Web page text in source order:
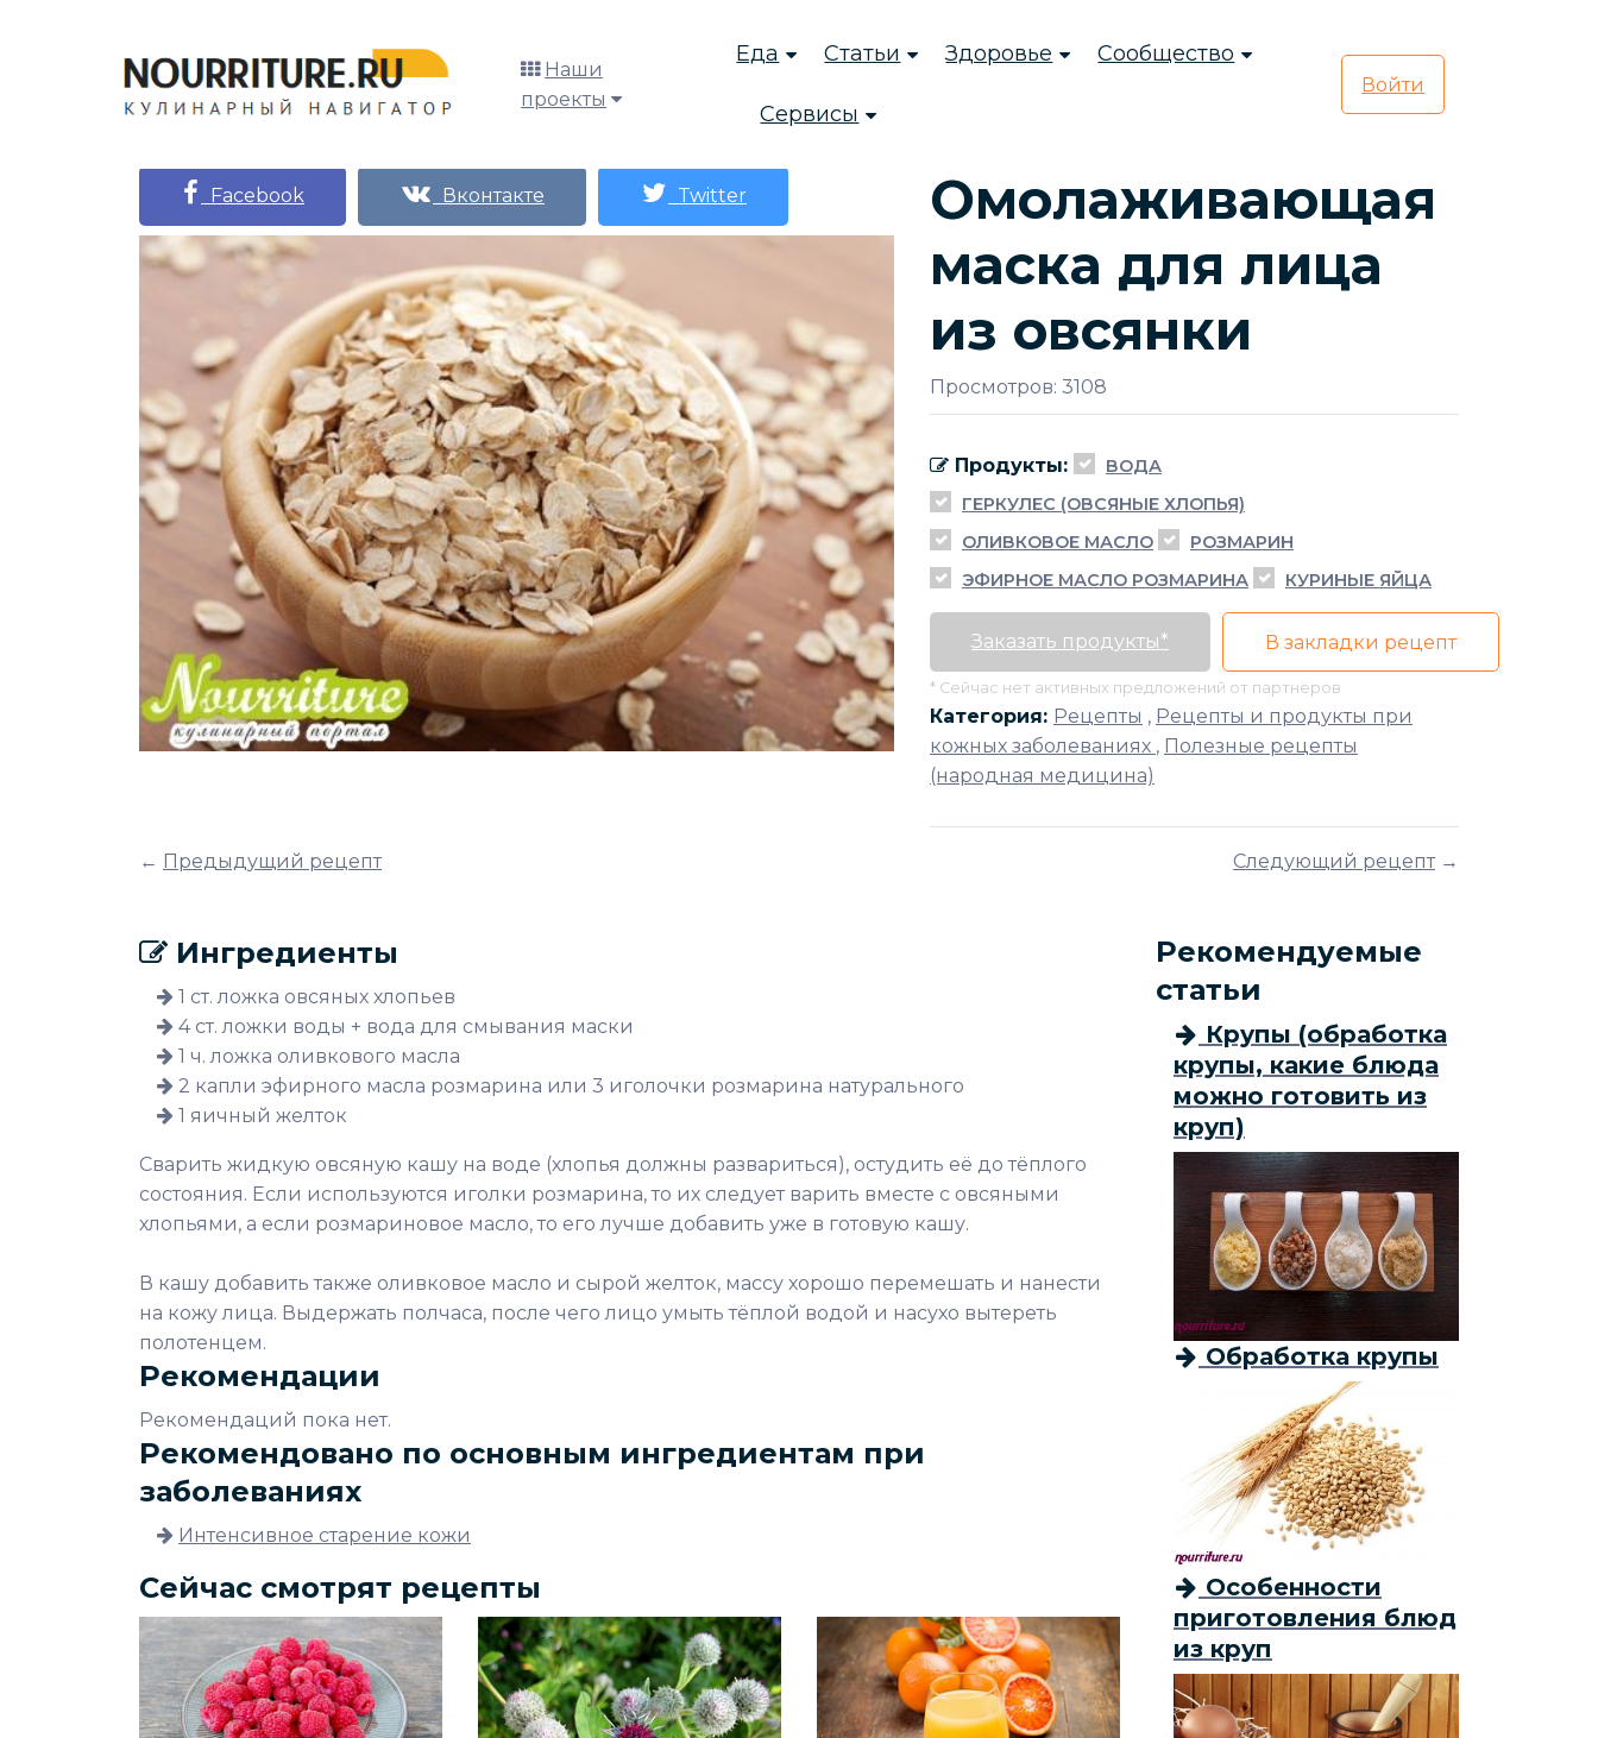
Наши
проекты
Еда Статьи Здоровье Сообщество
Сервисы
Войти
Facebook Вконтакте Twitter
Омолаживающая
маска для лица
из овсянки
Просмотров: 3108
Продукты:
ВОДА
ГЕРКУЛЕС (ОВСЯНЫЕ ХЛОПЬЯ)
ОЛИВКОВОЕ МАСЛО
РОЗМАРИН
ЭФИРНОЕ МАСЛО РОЗМАРИНА
КУРИНЫЕ ЯЙЦА
Заказать продукты* В закладки рецепт
* Сейчас нет активных предложений от партнёров
Категория: Рецепты , Рецепты и продукты при
кожных заболеваниях , Полезные рецепты
(народная медицина)
← Предыдущий рецепт Следующий рецепт→
Ингредиенты
1 ст. ложка овсяных хлопьев
4 ст. ложки воды + вода для смывания маски
1 ч. ложка оливкового масла
2 капли эфирного масла розмарина или 3 иголочки розмарина натурального
1 яичный желток
Сварить жидкую овсяную кашу на воде (хлопья должны развариться), остудить её до тёплого
состояния. Если используются иголки розмарина, то их следует варить вместе с овсяными
хлопьями, а если розмариновое масло, то его лучше добавить уже в готовую кашу.
В кашу добавить также оливковое масло и сырой желток, массу хорошо перемешать и нанести
на кожу лица. Выдержать полчаса, после чего лицо умыть тёплой водой и насухо вытереть
полотенцем.
Рекомендации
Рекомендаций пока нет.
Рекомендовано по основным ингредиентам при
заболеваниях
Интенсивное старение кожи
Сейчас смотрят рецепты
Рекомендуемые
статьи
Крупы (обработка
крупы, какие блюда
можно готовить из
круп)
Обработка крупы
Особенности
приготовления блюд
из круп